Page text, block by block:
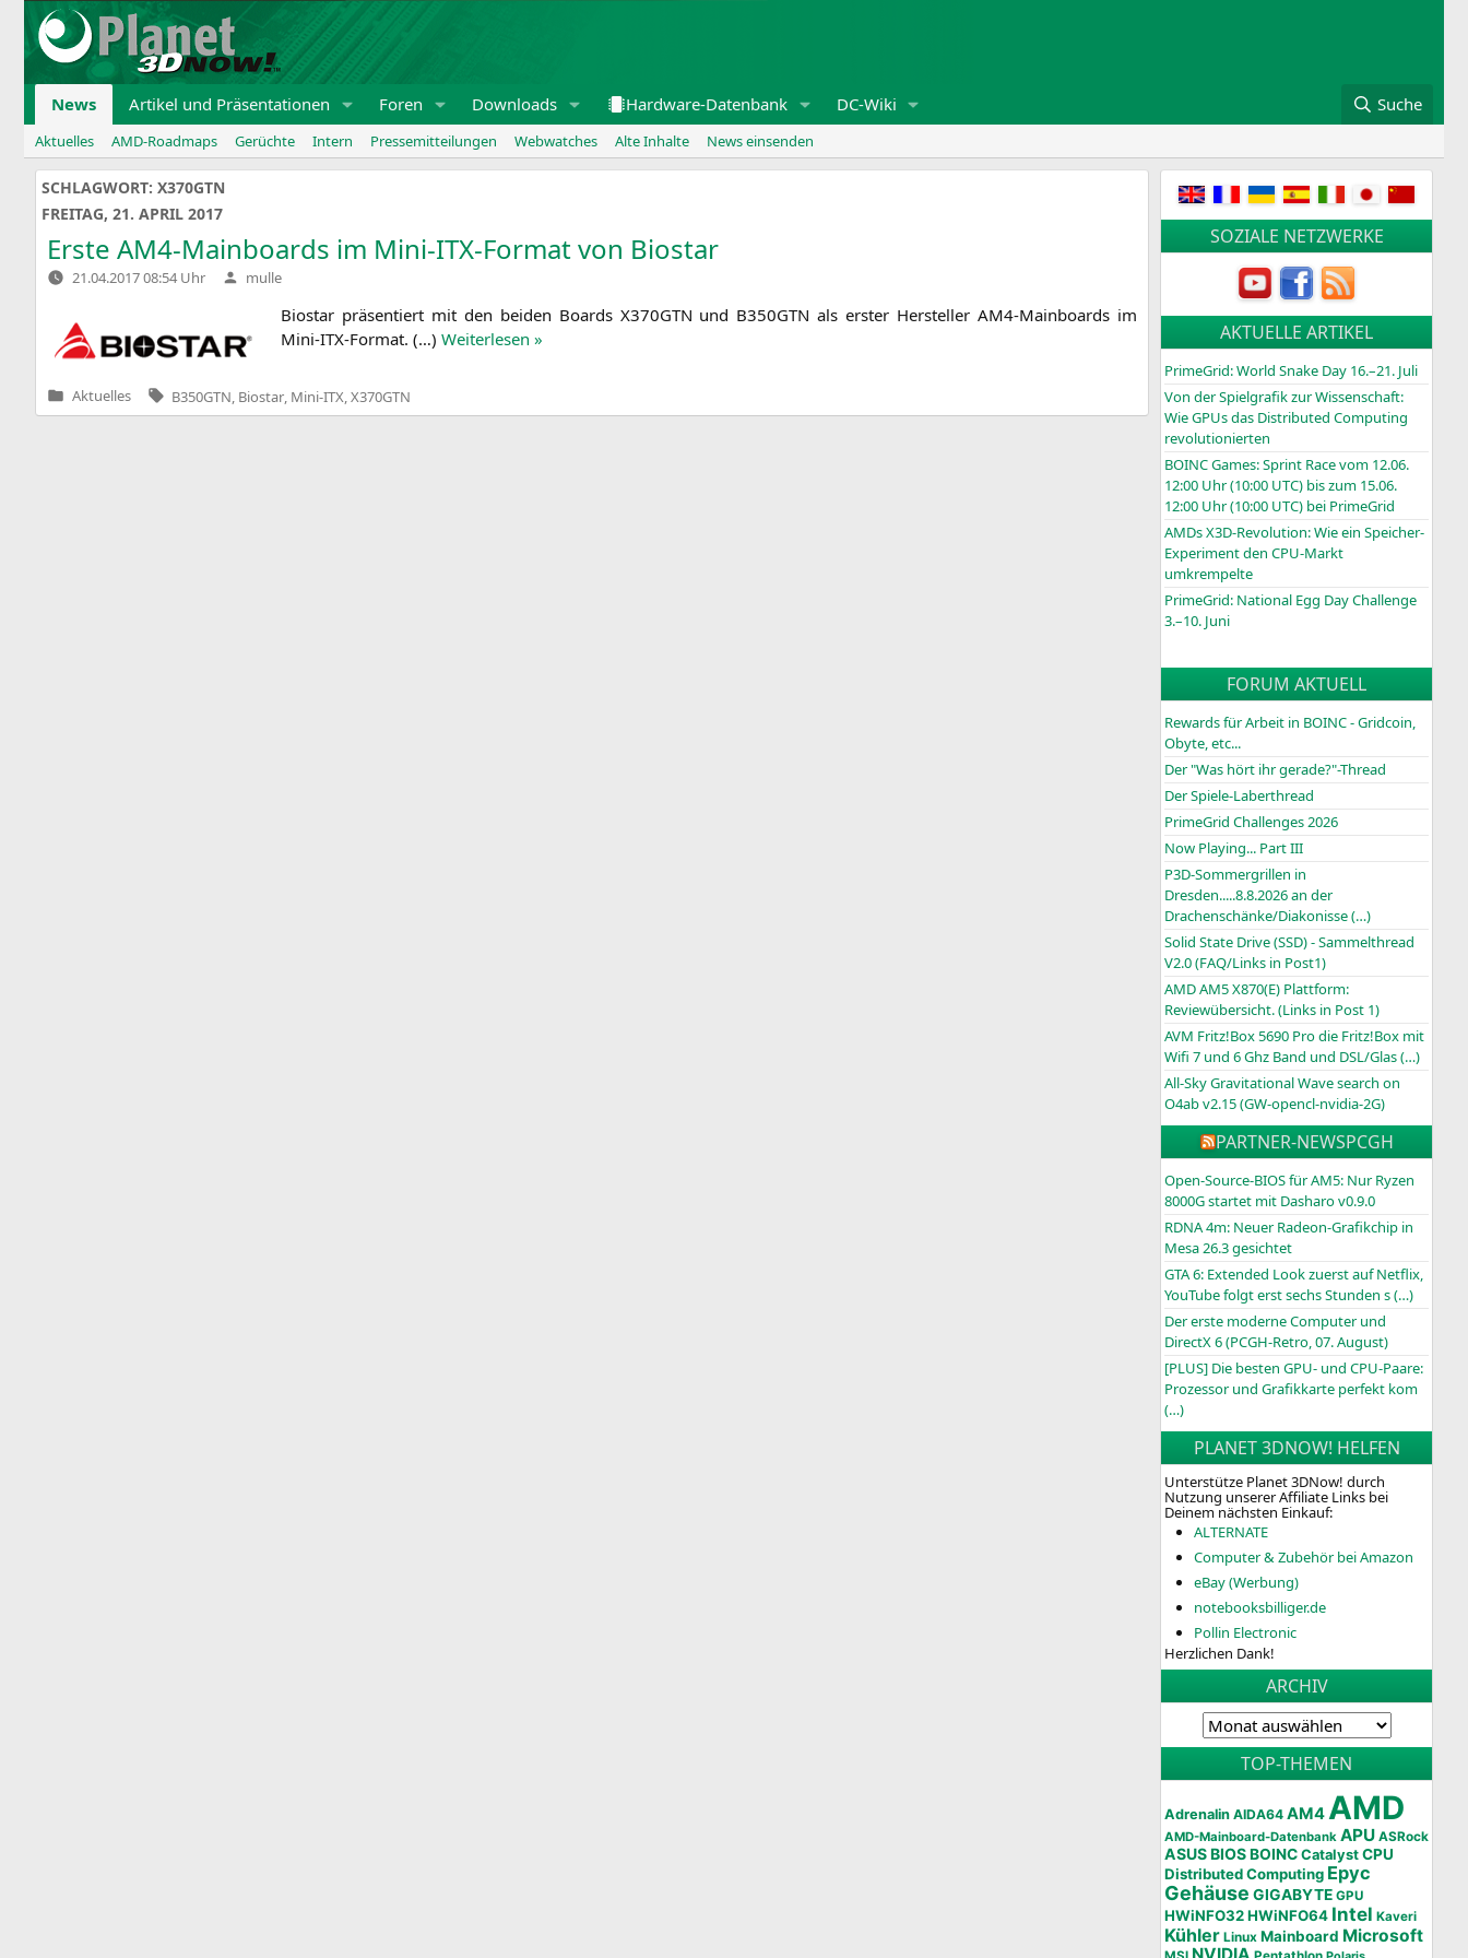
Zum
Inhalt
springen
News Artikel und Präsentationen Foren Downloads Hardware-Datenbank DC-Wiki Suche
Aktuelles AMD-Roadmaps Gerüchte Intern Pressemitteilungen Webwatches Alte Inhalte News einsenden
SCHLAGWORT: X370GTN
FREITAG, 21. APRIL 2017
Erste AM4-Mainboards im Mini-ITX-Format von Biostar
21.04.2017 08:54 Uhr Verfasst
von
mulle
Bio­star prä­sen­tiert mit den bei­den Boards X370GTN und B350GTN als ers­ter Her­stel­ler AM4-Main­boards im
Mini-ITX-For­mat. (…) Wei­ter­le­sen »
Veröffentlicht
in
Aktuelles Tags:
B350GTN Biostar Mini-ITX X370GTN
SOZIALE NETZWERKE
AKTUELLE ARTIKEL
PrimeGrid: World Snake Day 16.–21. Juli
Von der Spielgrafik zur Wissenschaft:
Wie GPUs das Distributed Computing
revolutionierten
BOINCGames: Sprint Race vom 12.06.
12:00 Uhr (10:00 UTC) bis zum 15.06.
12:00 Uhr (10:00 UTC) bei PrimeGrid
AMDs X3D-Revolution: Wie ein Speicher-
Experiment den CPU-Markt
umkrempelte
PrimeGrid: National Egg Day Challenge
3.–10. Juni
FORUM AKTUELL
Rewards für Arbeit in BOINC - Gridcoin,
Obyte, etc...
Der "Was hört ihr gerade?"-Thread
Der Spiele-Laberthread
PrimeGrid Challenges 2026
Now Playing... Part III
P3D-Sommergrillen in
Dresden.....8.8.2026 an der
Drachenschänke/Diakonisse (…)
Solid State Drive (SSD) - Sammelthread
V2.0 (FAQ/Links in Post1)
AMD AM5 X870(E) Plattform:
Reviewübersicht. (Links in Post 1)
AVM Fritz!Box 5690 Pro die Fritz!Box mit
Wifi 7 und 6 Ghz Band und DSL/Glas (…)
All-Sky Gravitational Wave search on
O4ab v2.15 (GW-opencl-nvidia-2G)
PARTNER-NEWSPCGH
Open-Source-BIOS für AM5: Nur Ryzen
8000G startet mit Dasharo v0.9.0
RDNA 4m: Neuer Radeon-Grafikchip in
Mesa 26.3 gesichtet
GTA 6: Extended Look zuerst auf Netflix,
YouTube folgt erst sechs Stunden s (…)
Der erste moderne Computer und
DirectX 6 (PCGH-Retro, 07. August)
[PLUS] Die besten GPU- und CPU-Paare:
Prozessor und Grafikkarte perfekt kom
(…)
PLANET 3DNOW! HELFEN
Unterstütze Planet 3DNow! durch
Nutzung unserer Affiliate Links bei
Deinem nächsten Einkauf:
ALTERNATE
Computer & Zubehör bei Amazon
eBay (Werbung)
notebooksbilliger.de
Pollin Electronic
Herzlichen Dank!
ARCHIV
TOP-THEMEN
Adrenalin AIDA64 AM4AMD
AMD-Mainboard-Datenbank APU ASRock
ASUSBIOSBOINC Catalyst CPU
Distributed Computing Epyc
Gehäuse GIGABYTE GPU
HWiNFO32HWiNFO64 Intel Kaveri
Kühler Linux Mainboard Microsoft